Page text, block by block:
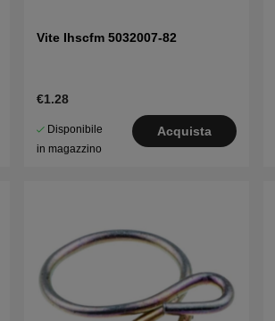
Vite Ihscfm 5032007-82
€1.28
Disponibile
in magazzino
Acquista